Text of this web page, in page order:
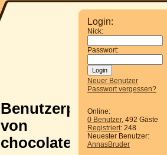
Login:
Nick:
Passwort:
Neuer Benutzer
Passwort vergessen?
Online:
0 Benutzer, 492 Gäste
Registriert: 248
Neuester Benutzer:
AnnasBruder
Benutzerprofil
von
chocolateroch